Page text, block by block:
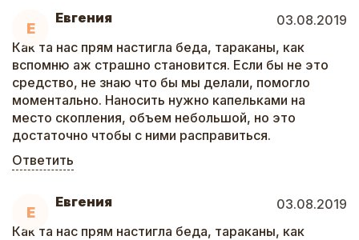
Е
Евгения
03.08.2019
Как та нас прям настигла беда, тараканы, как
вспомню аж страшно становится. Если бы не это
средство, не знаю что бы мы делали, помогло
моментально. Наносить нужно капельками на
место скопления, объем небольшой, но это
достаточно чтобы с ними расправиться.
Ответить
Е
Евгения
03.08.2019
Как та нас прям настигла беда, тараканы, как